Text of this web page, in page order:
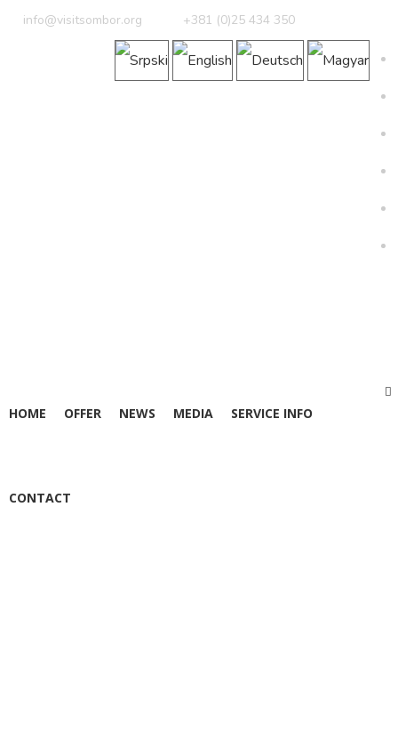
info@visitsombor.org +381 (0)25 434 350
HOME OFFER NEWS MEDIA SERVICE INFO
CONTACT